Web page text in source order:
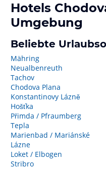
Hotels
Umgebung
Beliebte
Mähring
Neualbenreuth
Tachov
Chodova Plana
Konstantinovy Lázně
Hošťka
Přimda / Pfraumberg
Tepla
Marienbad / Mariánské
Lázne
Loket / Elbogen
Stribro